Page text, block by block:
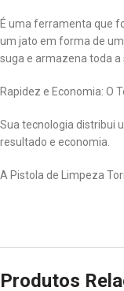
É uma ferramenta que
um jato em forma de
suga e armazena toda
Rapidez e Economia: O
Sua tecnologia distribui
resultado e economia.
A Pistola de Limpeza
Produtos